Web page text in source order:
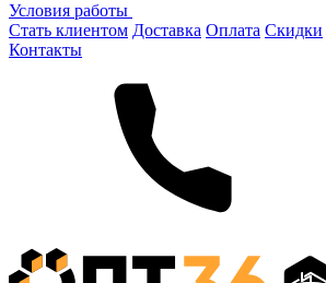
Условия работы
Стать клиентом Доставка Оплата Скидки
Контакты